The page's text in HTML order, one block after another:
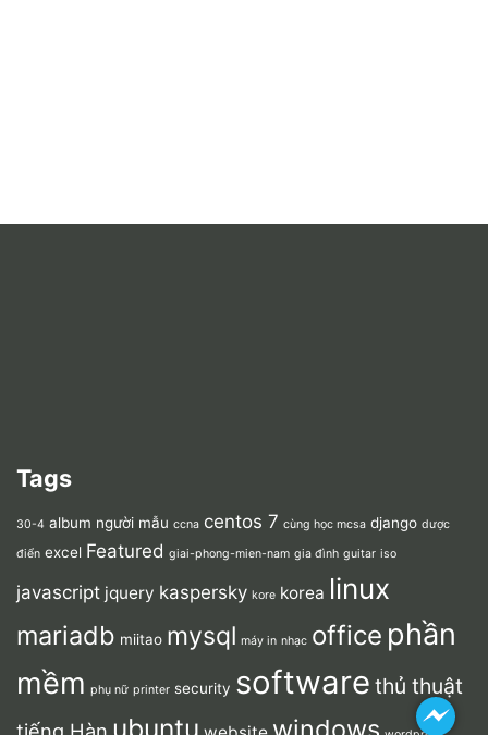
Tags
30-4 album người mẫu ccna centos 7 cùng học mcsa django dược
điển excel Featured giai-phong-mien-nam gia đình guitar iso
javascript jquery kaspersky kore korea linux
mariadb miitao mysql máy in nhạc office phần
mềm phụ nữ printer security software thủ thuật
ubuntu